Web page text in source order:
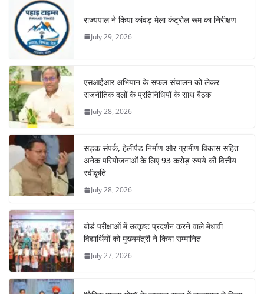
राज्यपाल ने किया कांवड़ मेला कंट्रोल रूम का निरीक्षण
July 29, 2026
एसआईआर अभियान के सफल संचालन को लेकर
राजनीतिक दलों के प्रतिनिधियों के साथ बैठक
July 28, 2026
सड़क संपर्क, हेलीपैड निर्माण और ग्रामीण विकास सहित
अनेक परियोजनाओं के लिए 93 करोड़ रुपये की वित्तीय
स्वीकृति
July 28, 2026
बोर्ड परीक्षाओं में उत्कृष्ट प्रदर्शन करने वाले मेधावी
विद्यार्थियों को मुख्यमंत्री ने किया सम्मानित
July 27, 2026